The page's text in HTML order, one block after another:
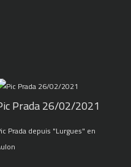
Prada 26/02/2021
Prada depuis "Lurgues" en